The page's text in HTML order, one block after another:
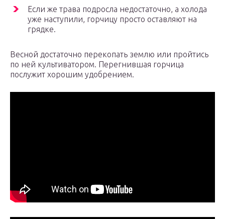
Если же трава подросла недостаточно, а холода
уже наступили, горчицу просто оставляют на
грядке.
Весной достаточно перекопать землю или пройтись
по ней культиватором. Перегнившая горчица
послужит хорошим удобрением.